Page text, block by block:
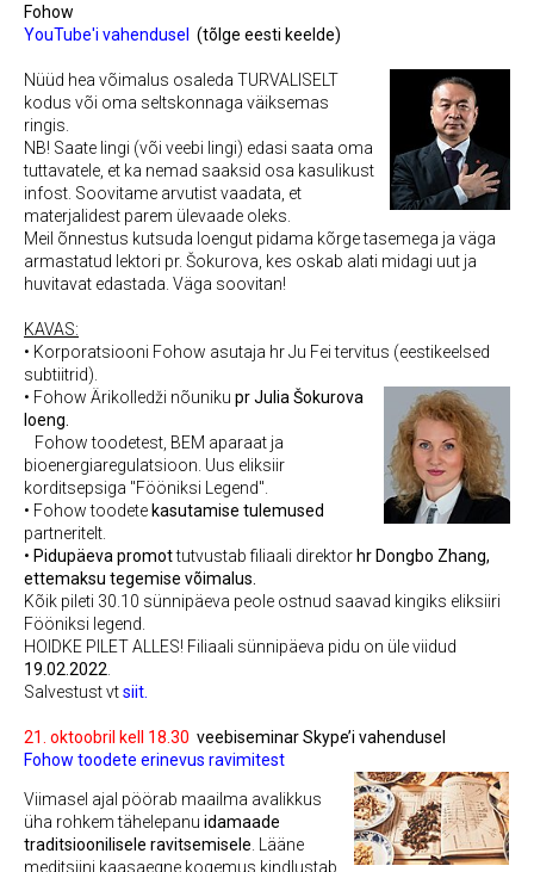
Fohow
YouTube'i vahendusel (tõlge eesti keelde)
Nüüd hea võimalus osaleda TURVALISELT
kodus või oma seltskonnaga väiksemas
ringis.
NB! Saate lingi (või veebi lingi) edasi saata oma
tuttavatele, et ka nemad saaksid osa kasulikust
infost. Soovitame arvutist vaadata, et
materjalidest parem ülevaade oleks.
Meil õnnestus kutsuda loengut pidama kõrge tasemega ja väga
armastatud lektori pr. Šokurova, kes oskab alati midagi uut ja
huvitavat edastada. Väga soovitan!
KAVAS:
• Korporatsiooni Fohow asutaja hr Ju Feitervitus (eestikeelsed
subtiitrid).
• Fohow Ärikolledži nõuniku pr Julia Šokurova
loeng.
Fohow toodetest, BEM aparaat ja
bioenergiaregulatsioon. Uus eliksiir
korditsepsiga "Fööniksi Legend".
• Fohow toodete kasutamise tulemused
partneritelt.
• Pidupäeva promottutvustab filiaali direktor hr Dongbo Zhang,
ettemaksu tegemise võimalus.
Kõik pileti 30.10 sünnipäeva peole ostnud saavad kingiks eliksiiri
Fööniksi legend.
HOIDKE PILET ALLES! Filiaali sünnipäeva pidu on üle viidud
19.02.2022
Salvestust vtsiit.
21. oktoobril kell 18.30 veebiseminar Skype’i vahendusel
Fohow toodete erinevus ravimitest
Viimasel ajal pöörab maailma avalikkus
üha rohkem tähelepanu idamaade
traditsioonilisele ravitsemisele . Lääne
meditsiini kaasaegne kogemus kindlustab